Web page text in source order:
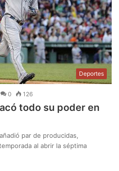
Deportes
0 126
todo su poder en
par de producidas,
al abrir la séptima